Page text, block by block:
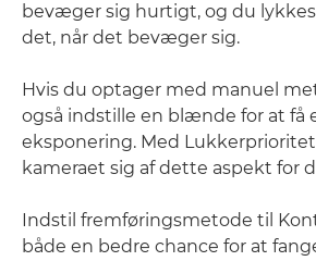
bevæger sig hurtigt, og du
det, når det bevæger sig.
Hvis du optager med manuel
også indstille en blænde for at få
eksponering. Med Lukkerprioritet
kameraet sig af dette aspekt for
Indstil fremføringsmetode til
både en bedre chance for at